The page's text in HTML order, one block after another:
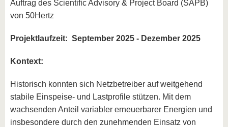
Auftrag des Scientific Advisory & Project Board (SAPB)
von 50Hertz
Projektlaufzeit: September 2025 - Dezember 2025
Kontext:
Historisch konnten sich Netzbetreiber auf weitgehend
stabile Einspeise- und Lastprofile stützen. Mit dem
wachsenden Anteil variabler erneuerbarer Energien und
insbesondere durch den zunehmenden Einsatz von